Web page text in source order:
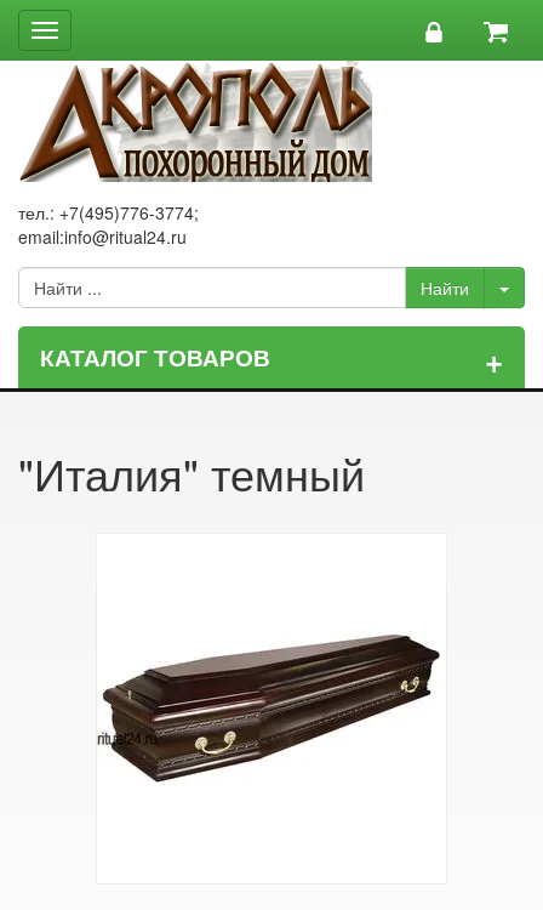
Toggle
navigation
тел.: +7(495)776-3774;
email:info@ritual24.ru
КАТАЛОГ ТОВАРОВ +
"Италия" темный